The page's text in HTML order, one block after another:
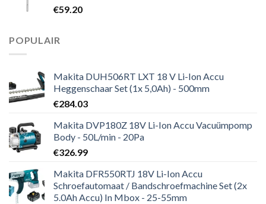
€59.20
POPULAIR
Makita DUH506RT LXT 18 V Li-Ion Accu
Heggenschaar Set (1x 5,0Ah) - 500mm
€284.03
Makita DVP180Z 18V Li-Ion Accu Vacuümpomp
Body - 50L/min - 20Pa
€326.99
Makita DFR550RTJ 18V Li-Ion Accu
Schroefautomaat / Bandschroefmachine Set (2x
5.0Ah Accu) In Mbox - 25-55mm